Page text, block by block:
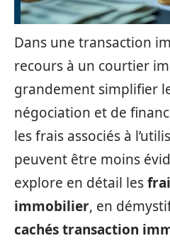
Dans une transaction
recours à un courtier
grandement simplifier
négociation et de
les frais associés à
peuvent être moins
explore en détail les
immobilier, en
cachés transaction